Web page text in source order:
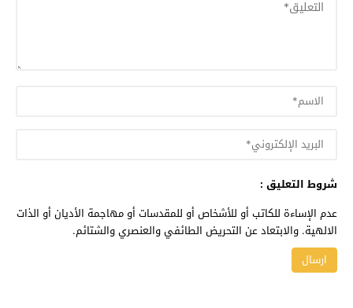
شروط التعليق :
عدم الإساءة للكاتب أو للأشخاص أو للمقدسات أو مهاجمة الأديان أو الذات
الالهية. والابتعاد عن التحريض الطائفي والعنصري والشتائم.